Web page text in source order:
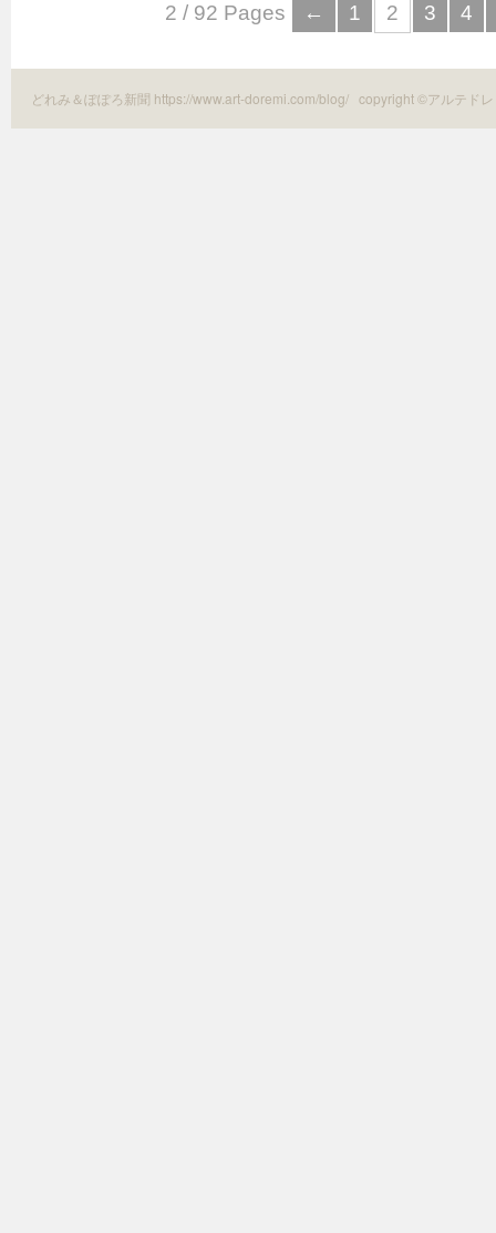
2 / 92 Pages ← 1 2 3 4
どれみ＆ぽぽろ新聞 https://www.art-doremi.com/blog/ copyright ©アルテド